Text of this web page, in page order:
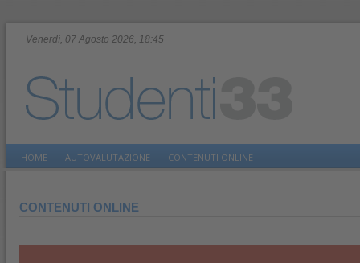
Venerdì, 07 Agosto 2026, 18:45
HOME AUTOVALUTAZIONE CONTENUTI ONLINE
CONTENUTI ONLINE